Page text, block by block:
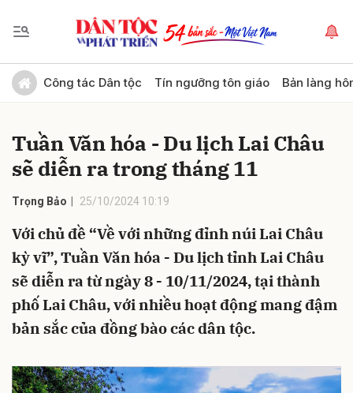
Công tác Dân tộc Tín ngưỡng tôn giáo Bản làng
Tuần Văn hóa - Du lịch Lai Châu
sẽ diễn ra trong tháng 11
Trọng Bảo 25/10/2024 10:19
Với chủ đề “Về với những đỉnh núi Lai Châu
kỳ vĩ”, Tuần Văn hóa - Du lịch tỉnh Lai Châu
sẽ diễn ra từ ngày 8 - 10/11/2024, tại thành
phố Lai Châu, với nhiều hoạt động mang đậm
bản sắc của đồng bào các dân tộc.
Gửi bình luận
Hủy Gửi